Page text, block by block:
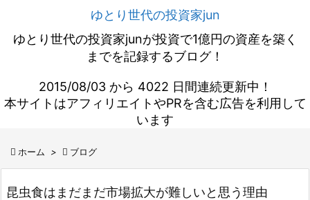
ゆとり世代の投資家jun
ゆとり世代の投資家junが投資で1億円の資産を築く
までを記録するブログ！
2015/08/03 から 4022 日間連続更新中！
本サイトはアフィリエイトやPRを含む広告を利用して
います
 ホーム >  ブログ
昆虫食はまだまだ市場拡大が難しいと思う理由